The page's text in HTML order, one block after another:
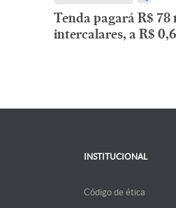
Tenda pagará R$
intercalares, a R$
INSTITUCIONAL
Código de ética